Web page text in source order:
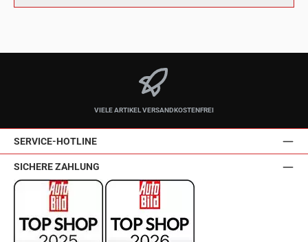
VIELE ARTIKEL VERSANDKOSTENFREI
SERVICE-HOTLINE
SICHERE ZAHLUNG